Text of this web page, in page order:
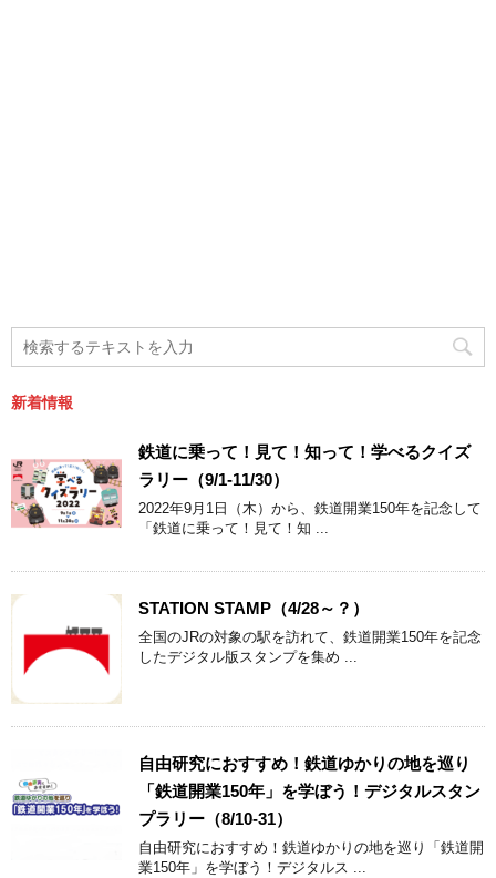
新着情報
鉄道に乗って！見て！知って！学べるクイズ
ラリー（9/1-11/30）
2022年9月1日（木）から、鉄道開業150年を記念して
「鉄道に乗って！見て！知 ...
STATION STAMP（4/28～？）
全国のJRの対象の駅を訪れて、鉄道開業150年を記念
したデジタル版スタンプを集め ...
自由研究におすすめ！鉄道ゆかりの地を巡り
「鉄道開業150年」を学ぼう！デジタルスタン
プラリー（8/10-31）
自由研究におすすめ！鉄道ゆかりの地を巡り「鉄道開
業150年」を学ぼう！デジタルス ...